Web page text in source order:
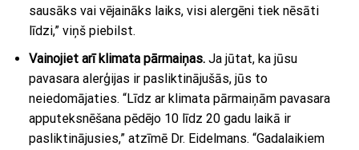
sausāks vai vējaināks laiks, visi alergēni tiek nēsāti
līdzi,” viņš piebilst.
Vainojiet arī klimata pārmaiņas.Ja jūtat, ka jūsu
pavasara alerģijas ir pasliktinājušās, jūs to
neiedomājaties. “Līdz ar klimata pārmaiņām pavasara
apputeksnēšana pēdējo 10 līdz 20 gadu laikā ir
pasliktinājusies,” atzīmē Dr. Eidelmans. “Gadalaikiem